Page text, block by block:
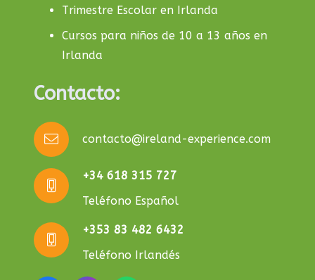
Trimestre Escolar en Irlanda
Cursos para niños de 10 a 13 años en
Irlanda
Contacto:
contacto@ireland-experience.com
+34 618 315 727
Teléfono Español
+353 83 482 6432
Teléfono Irlandés